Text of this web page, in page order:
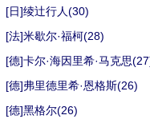
[日]绫辻行人(30)
[法]米歇尔·福柯(28)
[德]卡尔·海因里希·马克思
[德]弗里德里希·恩格斯(26)
[德]黑格尔(26)